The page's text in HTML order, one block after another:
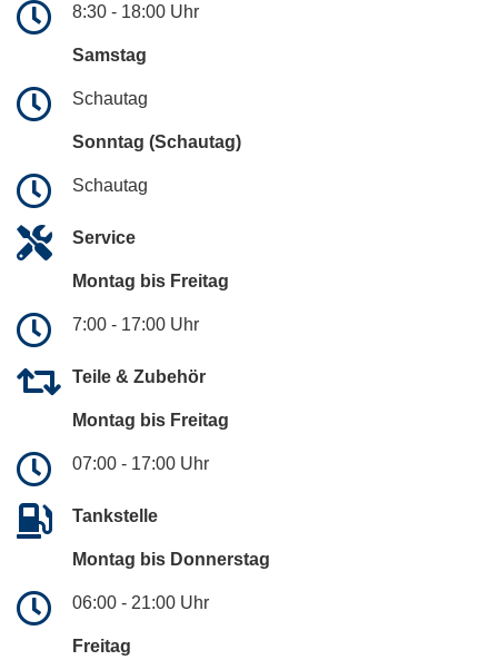
8:30 - 18:00 Uhr
Samstag
Schautag
Sonntag (Schautag)
Schautag
Service
Montag bis Freitag
7:00 - 17:00 Uhr
Teile & Zubehör
Montag bis Freitag
07:00 - 17:00 Uhr
Tankstelle
Montag bis Donnerstag
06:00 - 21:00 Uhr
Freitag